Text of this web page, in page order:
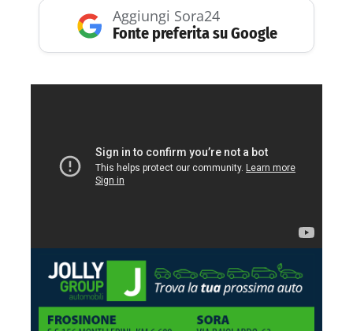
Aggiungi Sora24
Fonte preferita su Google